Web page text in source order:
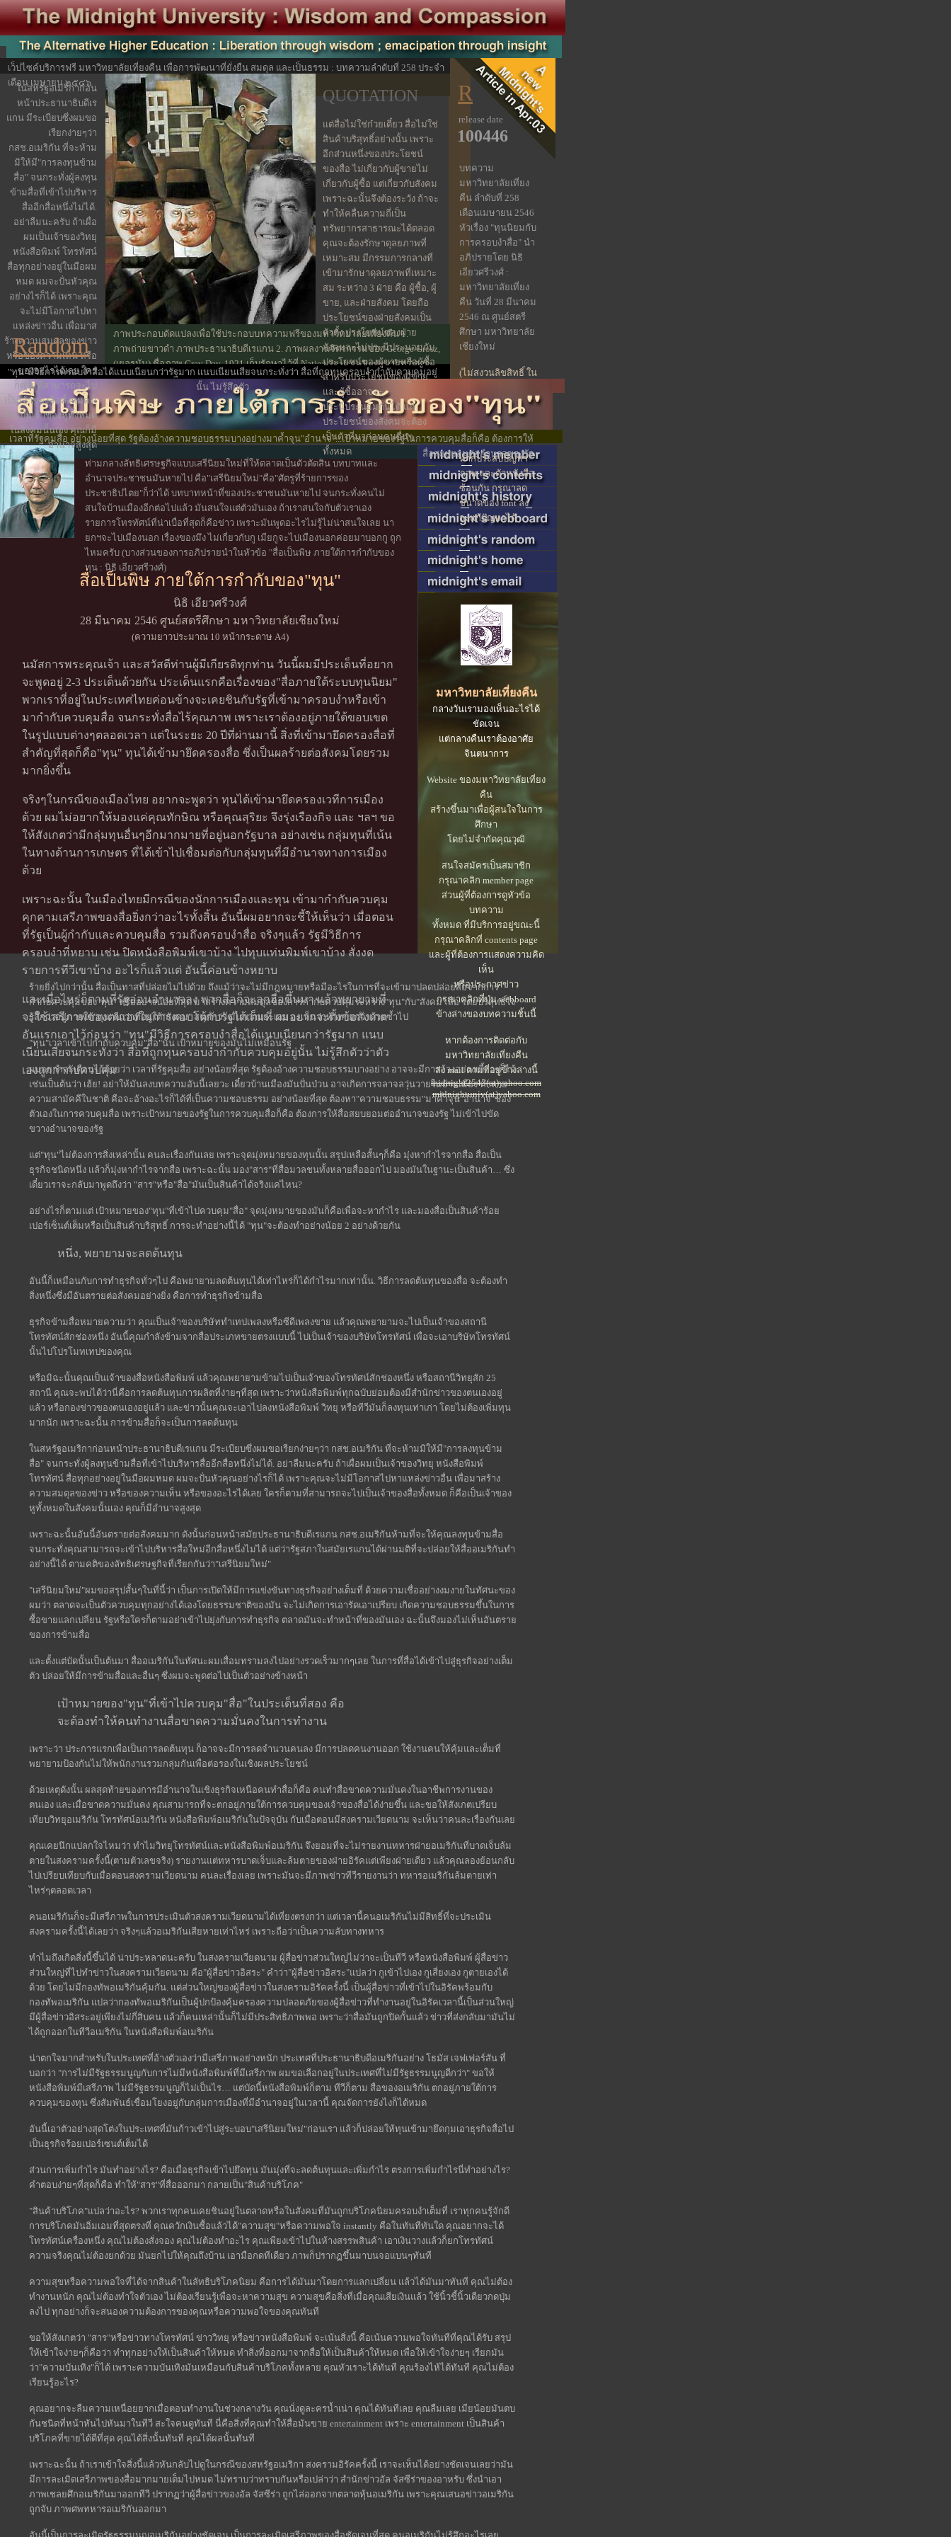
เว็ปไซค์บริการฟรี มหาวิทยาลัยเที่ยงคืน เพื่อการพัฒนาที่ยั่งยืน สมดุล และเป็นธรรม : บทความลำดับที่ 258 ประจำ
เดือน เมษายน ๒๕๔๖
ภาพประกอบดัดแปลงเพื่อใช้ประกอบบทความฟรีของมหาวิทยาลัยเที่ยงคืน 1.
ภาพถ่ายขาวดำ ภาพประธานาธิบดีเรแกน 2. ภาพผลงานจิตรกรรมของ George Grosz,
(เยอรมัน) ชื่อภาพ Gray Day, 1921 เก็บรักษาไว้ที่ Nationalgalerie Berlin (นำมาจาก
หนังสือห้องสมุดคณะวิจิตรศิลป์มช.)
บทความ
มหาวิทยาลัยเที่ยง
คืน ลำดับที่ 258
เดือนเมษายน 2546
หัวเรื่อง "ทุนนิยมกับ
การครอบงำสื่อ" นำ
อภิปรายโดย นิธิ
เอียวศรีวงศ์ :
มหาวิทยาลัยเที่ยง
คืน วันที่ 28 มีนาคม
2546 ณ ศูนย์สตรี
ศึกษา มหาวิทยาลัย
เชียงใหม่
(ไม่สงวนลิขสิทธิ์ ใน
ประโยชน์ เฉพาะ
ทางด้านวิชาการ
เท่านั้น)
หากประสบปัญหา
ภาพ และตัวหนังสือ
ซ้อนกัน กรุณาลด
ขนาดของ font ลง
จะแก้ปัญหาได้
R
release date
100446
"ทุน"มีวิธีการครอบงำสื่อได้แนบเนียนกว่ารัฐมาก แนบเนียนเสียจนกระทั่งว่า สื่อที่ถูกทุนครอบงำกำกับควบคุมอยู่
นั้น ไม่รู้สึกตัว
เวลาที่รัฐคุมสื่อ อย่างน้อยที่สุด รัฐต้องอ้างความชอบธรรมบางอย่างมาค้ำจุน"อำนาจ"...เป้าหมายของรัฐในการควบคุมสื่อก็คือ ต้องการให้
สื่อสยบยอมต่ออำนาจของรัฐ
มหาวิทยาลัยเที่ยงคืน
กลางวันเรามองเห็นอะไรได้
ชัดเจน
แต่กลางคืนเราต้องอาศัย
จินตนาการ
Website ของมหาวิทยาลัยเที่ยง
คืน
สร้างขึ้นมาเพื่อผู้สนใจในการ
ศึกษา
โดยไม่จำกัดคุณวุฒิ
สนใจสมัครเป็นสมาชิก
กรุณาคลิก member page
ส่วนผู้ที่ต้องการดูหัวข้อ
บทความ
ทั้งหมด ที่มีบริการอยู่ขณะนี้
กรุณาคลิกที่ contents page
และผู้ที่ต้องการแสดงความคิด
เห็น
หรือประกาศข่าว
กรุณาคลิกที่ปุ่ม webboard
ข้างล่างของบทความชิ้นนี้
หากต้องการติดต่อกับ
มหาวิทยาลัยเที่ยงคืน
ส่ง mail ตามที่อยู่ข้างล่างนี้
midnight2545(at)yahoo.com
midnightuniv(at)yahoo.com
ในสหรัฐอเมริกาก่อน
หน้าประธานาธิบดีเร
แกน มีระเบียบซึ่งผมขอ
เรียกง่ายๆว่า
กสช.อเมริกัน ที่จะห้าม
มิให้มี"การลงทุนข้าม
สื่อ" จนกระทั่งผู้ลงทุน
ข้ามสื่อที่เข้าไปบริหาร
สื่ออีกสื่อหนึ่งไม่ได้.
อย่าลืมนะครับ ถ้าเผื่อ
ผมเป็นเจ้าของวิทยุ
หนังสือพิมพ์ โทรทัศน์
สื่อทุกอย่างอยู่ในมือผม
หมด ผมจะปั่นหัวคุณ
อย่างไรก็ได้ เพราะคุณ
จะไม่มีโอกาสไปหา
แหล่งข่าวอื่น เพื่อมาส
ร้างความสมดุลของข่าว
หรือของความเห็น หรือ
ของอะไรได้เลย ใคร
ก็ตามที่สามารถจะไป
เป็นเจ้าของสื่อทั้งหมด ก็
คือเป็นเจ้าของหูทั้งหมด
ในสังคมนั้นเอง คุณก็มี
อำนาจสูงสุด
QUOTATION
แต่สื่อไม่ใช่ก๋วยเตี๋ยว สื่อไม่ใช่
สินค้าบริสุทธิ์อย่างนั้น เพราะ
อีกส่วนหนึ่งของประโยชน์
ของสื่อ ไม่เกี่ยวกับผู้ขายไม่
เกี่ยวกับผู้ซื้อ แต่เกี่ยวกับสังคม
เพราะฉะนั้นจึงต้องระวัง ถ้าจะ
ทำให้คลื่นความถี่เป็น
ทรัพยากรสาธารณะได้ตลอด
คุณจะต้องรักษาดุลยภาพที่
เหมาะสม มีกรรมการกลางที่
เข้ามารักษาดุลยภาพที่เหมาะ
สม ระหว่าง 3 ฝ่าย คือ ผู้ซื้อ, ผู้
ขาย, และฝ่ายสังคม โดยถือ
ประโยชน์ของฝ่ายสังคมเป็น
ตัวตั้ง ประโยชน์ของฝ่าย
สังคมจะไม่ประนีประนอมกับ
ประโยชน์ของผู้ขายหรือผู้ซื้อ
สำหรับประโยชน์ของผู้ขาย
และผู้ซื้ออาจจะ
ประนีประนอมกันได้ แต่
ประโยชน์ของสังคมจะต้อง
เป็นตัวที่มาก่อนคนอื่นๆ
ทั้งหมด
ท่ามกลางลัทธิเศรษฐกิจแบบเสรีนิยมใหม่ที่ให้ตลาดเป็นตัวตัดสิน บทบาทและ
อำนาจประชาชนมันหายไป คือ"เสรีนิยมใหม่"คือ"ศัตรูที่ร้ายการของ
ประชาธิปไตย"ก็ว่าได้ บทบาทหน้าที่ของประชาชนมันหายไป จนกระทั่งคนไม่
สนใจบ้านเมืองอีกต่อไปแล้ว มันสนใจแต่ตัวมันเอง ถ้าเราสนใจกับตัวเราเอง
รายการโทรทัศน์ที่น่าเบื่อที่สุดก็คือข่าว เพราะมันพูดอะไรไม่รู้ไม่น่าสนใจเลย นา
ยกฯจะไปเมืองนอก เรื่องของมึง ไม่เกี่ยวกับกู เมียกูจะไปเมืองนอกค่อยมาบอกกู ถูก
ไหมครับ (บางส่วนของการอภิปรายนำในหัวข้อ "สื่อเป็นพิษ ภายใต้การกำกับของ
ทุน : นิธิ เอียวศรีวงศ์)
ร้ายยิ่งไปกว่านั้น สื่อเป็นทาสที่ปล่อยไม่ไปด้วย ถึงแม้ว่าจะไม่มีกฎหมายหรือมีอะไรในการที่จะเข้ามาปลดปล่อยสื่อจากการ
กำกับควบคุมของ"ทุน" หรืออย่างน้อยที่สุด มาสร้างความสมดุลของการกำกับควบคุมระหว่าง"ทุน"กับ"สังคม" สื่อ โดยบริสุทธิ์ใจ
รู้สึกว่าอยู่ภายใต้"ทุน"ดีกว่าที่อยู่ใต้"สังคม" สนุกกว่า มันกว่าแยะเลย จะเห็นว่าท้าทายกว่าด้วยซ้ำไป
"ทุน"เวลาเข้าไปกำกับควบคุม"สื่อ"นั้น เป้าหมายของมันไม่เหมือนรัฐ
ผมอยากจะเตือนไว้ด้วยว่า เวลาที่รัฐคุมสื่อ อย่างน้อยที่สุด รัฐต้องอ้างความชอบธรรมบางอย่าง อาจจะมีการอ้างอย่างเบี้ยวๆก็ได้
เช่นเป็นต้นว่า เฮ้ย! อย่าให้มันลงบทความอันนี้เลยวะ เดี๋ยวบ้านเมืองมันปั่นป่วน อาจเกิดการจลาจลวุ่นวายในบ้านเมือง ทำลาย
ความสามัคคีในชาติ คือจะอ้างอะไรก็ได้ที่เป็นความชอบธรรม อย่างน้อยที่สุด ต้องหา"ความชอบธรรม"มาค้ำจุน"อำนาจ"ของ
ตัวเองในการควบคุมสื่อ เพราะเป้าหมายของรัฐในการควบคุมสื่อก็คือ ต้องการให้สื่อสยบยอมต่ออำนาจของรัฐ ไม่เข้าไปขัด
ขวางอำนาจของรัฐ
แต่"ทุน"ไม่ต้องการสิ่งเหล่านั้น คนละเรื่องกันเลย เพราะจุดมุ่งหมายของทุนนั้น สรุปเหลือสั้นๆก็คือ มุ่งหากำไรจากสื่อ สื่อเป็น
ธุรกิจชนิดหนึ่ง แล้วก็มุ่งหากำไรจากสื่อ เพราะฉะนั้น มอง"สาร"ที่สื่อมวลชนทั้งหลายสื่อออกไป มองมันในฐานะเป็นสินค้า… ซึ่ง
เดี๋ยวเราจะกลับมาพูดถึงว่า "สาร"หรือ"สื่อ"มันเป็นสินค้าได้จริงแค่ไหน?
อย่างไรก็ตามแต่ เป้าหมายของ"ทุน"ที่เข้าไปควบคุม"สื่อ" จุดมุ่งหมายของมันก็คือเพื่อจะหากำไร และมองสื่อเป็นสินค้าร้อย
เปอร์เซ็นต์เต็มหรือเป็นสินค้าบริสุทธิ์ การจะทำอย่างนี้ได้ "ทุน"จะต้องทำอย่างน้อย 2 อย่างด้วยกัน
หนึ่ง, พยายามจะลดต้นทุน
อันนี้ก็เหมือนกับการทำธุรกิจทั่วๆไป คือพยายามลดต้นทุนได้เท่าไหร่ก็ได้กำไรมากเท่านั้น. วิธีการลดต้นทุนของสื่อ จะต้องทำ
สิ่งหนึ่งซึ่งมีอันตรายต่อสังคมอย่างยิ่ง คือการทำธุรกิจข้ามสื่อ
ธุรกิจข้ามสื่อหมายความว่า คุณเป็นเจ้าของบริษัททำเทปเพลงหรือซีดีเพลงขาย แล้วคุณพยายามจะไปเป็นเจ้าของสถานี
โทรทัศน์สักช่องหนึ่ง อันนี้คุณกำลังข้ามจากสื่อประเภทขายตรงแบบนี้ ไปเป็นเจ้าของบริษัทโทรทัศน์ เพื่อจะเอาบริษัทโทรทัศน์
นั้นไปโปรโมทเทปของคุณ
หรือมิฉะนั้นคุณเป็นเจ้าของสื่อหนังสือพิมพ์ แล้วคุณพยายามข้ามไปเป็นเจ้าของโทรทัศน์สักช่องหนึ่ง หรือสถานีวิทยุสัก 25
สถานี คุณจะพบได้ว่านี่คือการลดต้นทุนการผลิตที่ง่ายๆที่สุด เพราะว่าหนังสือพิมพ์ทุกฉบับย่อมต้องมีสำนักข่าวของตนเองอยู่
แล้ว หรือกองข่าวของตนเองอยู่แล้ว และข่าวนั้นคุณจะเอาไปลงหนังสือพิมพ์ วิทยุ หรือทีวีมันก็ลงทุนเท่าเก่า โดยไม่ต้องเพิ่มทุน
มากนัก เพราะฉะนั้น การข้ามสื่อก็จะเป็นการลดต้นทุน
ในสหรัฐอเมริกาก่อนหน้าประธานาธิบดีเรแกน มีระเบียบซึ่งผมขอเรียกง่ายๆว่า กสช.อเมริกัน ที่จะห้ามมิให้มี"การลงทุนข้าม
สื่อ" จนกระทั่งผู้ลงทุนข้ามสื่อที่เข้าไปบริหารสื่ออีกสื่อหนึ่งไม่ได้. อย่าลืมนะครับ ถ้าเผื่อผมเป็นเจ้าของวิทยุ หนังสือพิมพ์
โทรทัศน์ สื่อทุกอย่างอยู่ในมือผมหมด ผมจะปั่นหัวคุณอย่างไรก็ได้ เพราะคุณจะไม่มีโอกาสไปหาแหล่งข่าวอื่น เพื่อมาสร้าง
ความสมดุลของข่าว หรือของความเห็น หรือของอะไรได้เลย ใครก็ตามที่สามารถจะไปเป็นเจ้าของสื่อทั้งหมด ก็คือเป็นเจ้าของ
หูทั้งหมดในสังคมนั้นเอง คุณก็มีอำนาจสูงสุด
เพราะฉะนั้นอันนี้อันตรายต่อสังคมมาก ดังนั้นก่อนหน้าสมัยประธานาธิบดีเรแกน กสช.อเมริกันห้ามที่จะให้คุณลงทุนข้ามสื่อ
จนกระทั่งคุณสามารถจะเข้าไปบริหารสื่อใหม่อีกสื่อหนึ่งไม่ได้ แต่ว่ารัฐสภาในสมัยเรแกนได้ผ่านมติที่จะปล่อยให้สื่ออเมริกันทำ
อย่างนี้ได้ ตามคติของลัทธิเศรษฐกิจที่เรียกกันว่า"เสรีนิยมใหม่"
"เสรีนิยมใหม่"ผมขอสรุปสั้นๆในที่นี้ว่า เป็นการเปิดให้มีการแข่งขันทางธุรกิจอย่างเต็มที่ ด้วยความเชื่ออย่างงมงายในทัศนะของ
ผมว่า ตลาดจะเป็นตัวควบคุมทุกอย่างได้เองโดยธรรมชาติของมัน จะไม่เกิดการเอารัดเอาเปรียบ เกิดความชอบธรรมขึ้นในการ
ซื้อขายแลกเปลี่ยน รัฐหรือใครก็ตามอย่าเข้าไปยุ่งกับการทำธุรกิจ ตลาดมันจะทำหน้าที่ของมันเอง ฉะนั้นจึงมองไม่เห็นอันตราย
ของการข้ามสื่อ
และตั้งแต่บัดนั้นเป็นต้นมา สื่ออเมริกันในทัศนะผมเสื่อมทรามลงไปอย่างรวดเร็วมากๆเลย ในการที่สื่อได้เข้าไปสู่ธุรกิจอย่างเต็ม
ตัว ปล่อยให้มีการข้ามสื่อและอื่นๆ ซึ่งผมจะพูดต่อไปเป็นตัวอย่างข้างหน้า
เป้าหมายของ"ทุน"ที่เข้าไปควบคุม"สื่อ"ในประเด็นที่สอง คือ
จะต้องทำให้คนทำงานสื่อขาดความมั่นคงในการทำงาน
เพราะว่า ประการแรกเพื่อเป็นการลดต้นทุน ก็อาจจะมีการลดจำนวนคนลง มีการปลดคนงานออก ใช้งานคนให้คุ้มและเต็มที่
พยายามป้องกันไม่ให้พนักงานรวมกลุ่มกันเพื่อต่อรองในเชิงผลประโยชน์
ด้วยเหตุดังนั้น ผลสุดท้ายของการมีอำนาจในเชิงธุรกิจเหนือคนทำสื่อก็คือ คนทำสื่อขาดความมั่นคงในอาชีพการงานของ
ตนเอง และเมื่อขาดความมั่นคง คุณสามารถที่จะตกอยู่ภายใต้การควบคุมของเจ้าของสื่อได้ง่ายขึ้น และขอให้สังเกตเปรียบ
เทียบวิทยุอเมริกัน โทรทัศน์อเมริกัน หนังสือพิมพ์อเมริกันในปัจจุบัน กับเมื่อตอนมีสงครามเวียดนาม จะเห็นว่าคนละเรื่องกันเลย
คุณเคยนึกแปลกใจไหมว่า ทำไมวิทยุโทรทัศน์และหนังสือพิมพ์อเมริกัน จึงยอมที่จะไม่รายงานทหารฝ่ายอเมริกันที่บาดเจ็บล้ม
ตายในสงครามครั้งนี้(ตามตัวเลขจริง) รายงานแต่ทหารบาดเจ็บและล้มตายของฝ่ายอิรัคแต่เพียงฝ่ายเดียว แล้วคุณลองย้อนกลับ
ไปเปรียบเทียบกับเมื่อตอนสงครามเวียดนาม คนละเรื่องเลย เพราะมันจะมีภาพข่าวทีวีรายงานว่า ทหารอเมริกันล้มตายเท่า
ไหร่ๆตลอดเวลา
คนอเมริกันก็จะมีเสรีภาพในการประเมินตัวสงครามเวียดนามได้เที่ยงตรงกว่า แต่เวลานี้คนอเมริกันไม่มีสิทธิ์ที่จะประเมิน
สงครามครั้งนี้ได้เลยว่า จริงๆแล้วอเมริกันเสียหายเท่าไหร่ เพราะถือว่าเป็นความลับทางทหาร
ทำไมถึงเกิดสิ่งนี้ขึ้นได้ น่าประหลาดนะครับ ในสงครามเวียดนาม ผู้สื่อข่าวส่วนใหญ่ไม่ว่าจะเป็นทีวี หรือหนังสือพิมพ์ ผู้สื่อข่าว
ส่วนใหญ่ที่ไปทำข่าวในสงครามเวียดนาม คือ"ผู้สื่อข่าวอิสระ" คำว่า"ผู้สื่อข่าวอิสระ"แปลว่า กูเข้าไปเอง กูเสี่ยงเอง กูตายเองได้
ด้วย โดยไม่มีกองทัพอเมริกันคุ้มกัน. แต่ส่วนใหญ่ของผู้สื่อข่าวในสงครามอิรัคครั้งนี้ เป็นผู้สื่อข่าวที่เข้าไปในอิรัคพร้อมกับ
กองทัพอเมริกัน แปลว่ากองทัพอเมริกันเป็นผู้ปกป้องคุ้มครองความปลอดภัยของผู้สื่อข่าวที่ทำงานอยู่ในอิรัคเวลานี้เป็นส่วนใหญ่
มีผู้สื่อข่าวอิสระอยู่เพียงไม่กี่สิบคน แล้วก็คนเหล่านั้นก็ไม่มีประสิทธิภาพพอ เพราะว่าสื่อมันถูกปิดกั้นแล้ว ข่าวที่ส่งกลับมามันไม่
ได้ถูกออกในทีวีอเมริกัน ในหนังสือพิมพ์อเมริกัน
น่าตกใจมากสำหรับในประเทศที่อ้างตัวเองว่ามีเสรีภาพอย่างหนัก ประเทศที่ประธานาธิบดีอเมริกันอย่าง โธมัส เจฟเฟอร์สัน ที่
บอกว่า "การไม่มีรัฐธรรมนูญกับการไม่มีหนังสือพิมพ์ที่มีเสรีภาพ ผมขอเลือกอยู่ในประเทศที่ไม่มีรัฐธรรมนูญดีกว่า" ขอให้
หนังสือพิมพ์มีเสรีภาพ ไม่มีรัฐธรรมนูญก็ไม่เป็นไร… แต่บัดนี้หนังสือพิมพ์ก็ตาม ทีวีก็ตาม สื่อของอเมริกัน ตกอยู่ภายใต้การ
ควบคุมของทุน ซึ่งสัมพันธ์เชื่อมโยงอยู่กับกลุ่มการเมืองที่มีอำนาจอยู่ในเวลานี้ คุณจัดการยังไงก็ได้หมด
อันนี้เอาตัวอย่างสุดโต่งในประเทศที่มันก้าวเข้าไปสู่ระบอบ"เสรีนิยมใหม่"ก่อนเรา แล้วก็ปล่อยให้ทุนเข้ามายึดกุมเอาธุรกิจสื่อไป
เป็นธุรกิจร้อยเปอร์เซนต์เต็มได้
ส่วนการเพิ่มกำไร มันทำอย่างไร? คือเมื่อธุรกิจเข้าไปยึดทุน มันมุ่งที่จะลดต้นทุนและเพิ่มกำไร ตรงการเพิ่มกำไรนี่ทำอย่างไร?
คำตอบง่ายๆที่สุดก็คือ ทำให้"สาร"ที่สื่อออกมา กลายเป็น"สินค้าบริโภค"
"สินค้าบริโภค"แปลว่าอะไร? พวกเราทุกคนเคยชินอยู่ในตลาดหรือในสังคมที่มันถูกบริโภคนิยมครอบงำเต็มที่ เราทุกคนรู้จักดี
การบริโภคมันอิ่มเอมที่สุดตรงที่ คุณควักเงินซื้อแล้วได้"ความสุข"หรือความพอใจ instantly คือในทันทีทันใด คุณอยากจะได้
โทรทัศน์เครื่องหนึ่ง คุณไม่ต้องสั่งจอง คุณไม่ต้องทำอะไร คุณเพียงเข้าไปในห้างสรรพสินค้า เอาเงินวางแล้วก็ยกโทรทัศน์
ความจริงคุณไม่ต้องยกด้วย มันยกไปให้คุณถึงบ้าน เอามือกดทีเดียว ภาพก็ปรากฏขึ้นมาบนจอแบนๆทันที
ความสุขหรือความพอใจที่ได้จากสินค้าในลัทธิบริโภคนิยม คือการได้มันมาโดยการแลกเปลี่ยน แล้วได้มันมาทันที คุณไม่ต้อง
ทำงานหนัก คุณไม่ต้องทำใจตัวเอง ไม่ต้องเรียนรู้เพื่อจะหาความสุข ความสุขคือสิ่งที่เมื่อคุณเสียเงินแล้ว ใช้นิ้วชี้นิ้วเดียวกดปุ่ม
ลงไป ทุกอย่างก็จะสนองความต้องการของคุณหรือความพอใจของคุณทันที
ขอให้สังเกตว่า "สาร"หรือข่าวทางโทรทัศน์ ข่าววิทยุ หรือข่าวหนังสือพิมพ์ จะเน้นสิ่งนี้ คือเน้นความพอใจทันทีที่คุณได้รับ สรุป
ให้เข้าใจง่ายๆก็คือว่า ทำทุกอย่างให้เป็นสินค้าให้หมด ทำสิ่งที่ออกมาจากสื่อให้เป็นสินค้าให้หมด เพื่อให้เข้าใจง่ายๆ เรียกมัน
ว่า"ความบันเทิง"ก็ได้ เพราะความบันเทิงมันเหมือนกับสินค้าบริโภคทั้งหลาย คุณหัวเราะได้ทันที คุณร้องไห้ได้ทันที คุณไม่ต้อง
เรียนรู้อะไร?
คุณอยากจะลืมความเหนื่อยยากเมื่อตอนทำงานในช่วงกลางวัน คุณนั่งดูละครน้ำเน่า คุณได้ทันทีเลย คุณลืมเลย เมียน้อยมันตบ
กันชนิดที่หน้าหันไปหันมาในทีวี สะใจคนดูทันที นี่คือสิ่งที่คุณทำให้สื่อมันขาย entertainment เพราะ entertainment เป็นสินค้า
บริโภคที่ขายได้ดีที่สุด คุณได้สิ่งนั้นทันที คุณได้ผลนั้นทันที
เพราะฉะนั้น ถ้าเราเข้าใจสิ่งนี้แล้วหันกลับไปดูในกรณีของสหรัฐอเมริกา สงครามอิรัคครั้งนี้ เราจะเห็นได้อย่างชัดเจนเลยว่ามัน
มีการละเมิดเสรีภาพของสื่อมากมายเต็มไปหมด ไม่ทราบว่าทราบกันหรือเปล่าว่า สำนักข่าวอัล จัสซีร่าของอาหรับ ซึ่งนำเอา
ภาพเชลยศึกอเมริกันมาออกทีวี ปรากฏว่าผู้สื่อข่าวของอัล จัสซีร่า ถูกไล่ออกจากตลาดหุ้นอเมริกัน เพราะคุณเสนอข่าวอเมริกัน
ถูกจับ ภาพศพทหารอเมริกันออกมา
สื่อเป็นพิษ ภายใต้การกำกับของ"ทุน"
นิธิ เอียวศรีวงศ์
28 มีนาคม 2546 ศูนย์สตรีศึกษา มหาวิทยาลัยเชียงใหม่
(ความยาวประมาณ 10 หน้ากระดาษ A4)
นมัสการพระคุณเจ้า และสวัสดีท่านผู้มีเกียรติทุกท่าน วันนี้ผมมีประเด็นที่อยาก
จะพูดอยู่ 2-3 ประเด็นด้วยกัน ประเด็นแรกคือเรื่องของ"สื่อภายใต้ระบบทุนนิยม"
พวกเราที่อยู่ในประเทศไทยค่อนข้างจะเคยชินกับรัฐที่เข้ามาครอบงำหรือเข้า
มากำกับควบคุมสื่อ จนกระทั่งสื่อไร้คุณภาพ เพราะเราต้องอยู่ภายใต้ขอบเขต
ในรูปแบบต่างๆตลอดเวลา แต่ในระยะ 20 ปีที่ผ่านมานี้ สิ่งที่เข้ามายึดครองสื่อที่
สำคัญที่สุดก็คือ"ทุน" ทุนได้เข้ามายึดครองสื่อ ซึ่งเป็นผลร้ายต่อสังคมโดยรวม
มากยิ่งขึ้น
จริงๆในกรณีของเมืองไทย อยากจะพูดว่า ทุนได้เข้ามายึดครองเวทีการเมือง
ด้วย ผมไม่อยากให้มองแค่คุณทักษิณ หรือคุณสุริยะ จึงรุ่งเรืองกิจ และ ฯลฯ ขอ
ให้สังเกตว่ามีกลุ่มทุนอื่นๆอีกมากมายที่อยู่นอกรัฐบาล อย่างเช่น กลุ่มทุนที่เน้น
ในทางด้านการเกษตร ที่ได้เข้าไปเชื่อมต่อกับกลุ่มทุนที่มีอำนาจทางการเมือง
ด้วย
เพราะฉะนั้น ในเมืองไทยมีกรณีของนักการเมืองและทุน เข้ามากำกับควบคุม
คุกคามเสรีภาพของสื่อยิ่งกว่าอะไรทั้งสิ้น อันนี้ผมอยากจะชี้ให้เห็นว่า เมื่อตอน
ที่รัฐเป็นผู้กำกับและควบคุมสื่อ รวมถึงครอบงำสื่อ จริงๆแล้ว รัฐมีวิธีการ
ครอบงำที่หยาบ เช่น ปิดหนังสือพิมพ์เขาบ้าง ไปทุบแท่นพิมพ์เขาบ้าง สั่งงด
รายการทีวีเขาบ้าง อะไรก็แล้วแต่ อันนี้ค่อนข้างหยาบ
และเมื่อไหร่ก็ตามที่รัฐอ่อนอำนาจลง พวกสื่อก็จะลุกฮือขึ้นมา แล้วพยายามที่
จะใช้เสรีภาพของตนเองในการตอบโต้กับรัฐได้เต็มที่ ผมอยากจะตั้งข้อสังเกต
อันแรกเอาไว้ก่อนว่า "ทุน"มีวิธีการครอบงำสื่อได้แนบเนียนกว่ารัฐมาก แนบ
เนียนเสียจนกระทั่งว่า สื่อที่ถูกทุนครอบงำกำกับควบคุมอยู่นั้น ไม่รู้สึกตัวว่าตัว
เองถูกกำกับควบคุม
Random